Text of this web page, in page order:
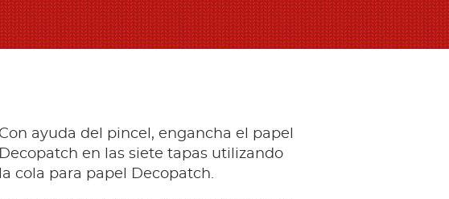
Con ayuda del pincel, engancha el papel
Decopatch en las siete tapas utilizando
la cola para papel Decopatch.